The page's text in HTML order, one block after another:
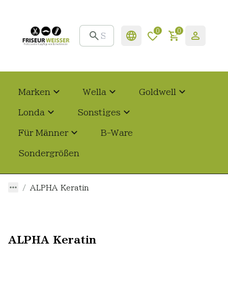
0 0
Marken Wella Goldwell
Londa Sonstiges
Für Männer B-Ware
Sondergrößen
ALPHA Keratin
ALPHA Keratin